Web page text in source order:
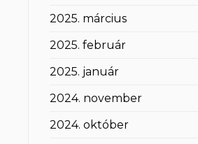
2025. március
2025. február
2025. január
2024. november
2024. október